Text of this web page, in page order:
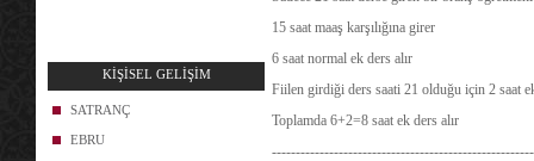
KİŞİSEL GELİŞİM
SATRANÇ
EBRU
15 saat maaş karşılığına girer
6 saat normal ek ders alır
Fiilen girdiği ders saati 21 olduğu için 2 saat
Toplamda 6+2=8 saat ek ders alır